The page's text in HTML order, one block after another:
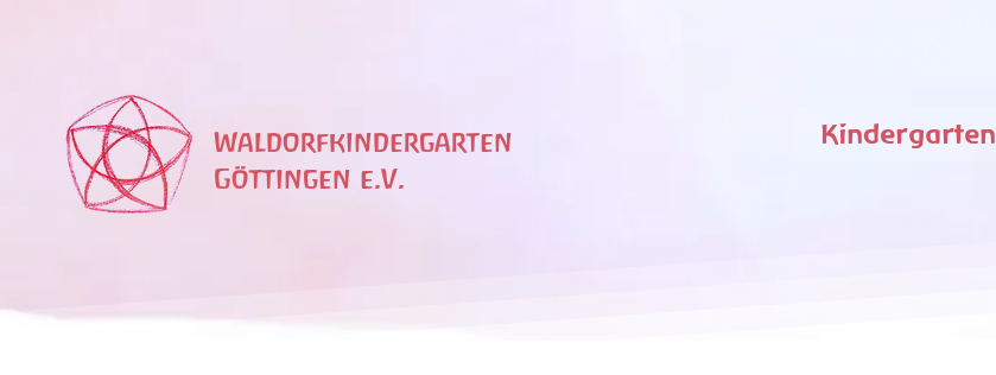
Waldorfkindergarten
Göttingen e.V.
Kindergarten